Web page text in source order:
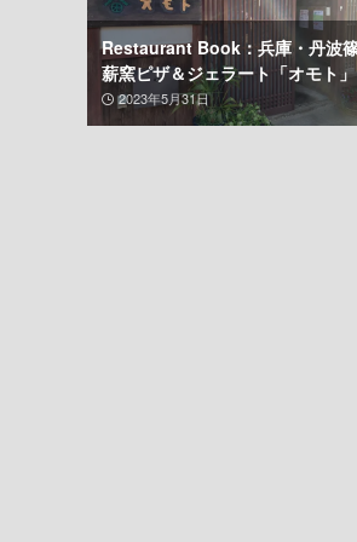
Restaurant Book：兵庫・丹波
薪窯ピザ＆ジェラート「オモト」
2023年5月31日